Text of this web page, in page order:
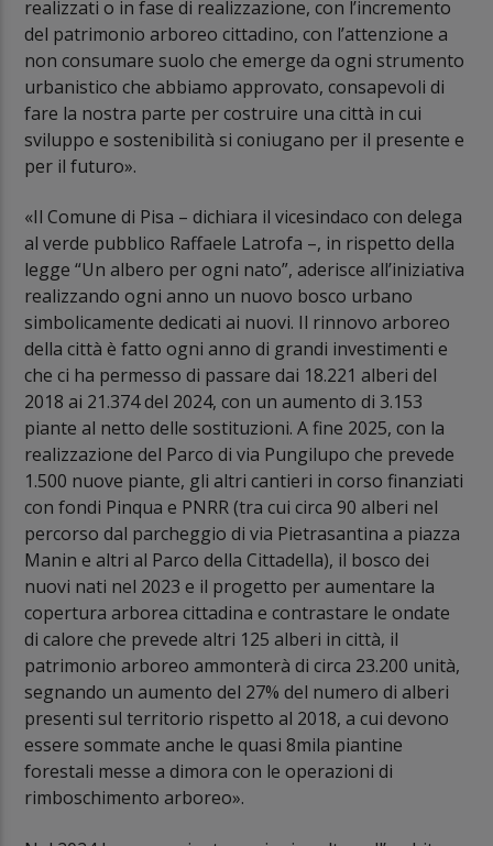
realizzati o in fase di realizzazione, con l’incremento
del patrimonio arboreo cittadino, con l’attenzione a
non consumare suolo che emerge da ogni strumento
urbanistico che abbiamo approvato, consapevoli di
fare la nostra parte per costruire una città in cui
sviluppo e sostenibilità si coniugano per il presente e
per il futuro».
«Il Comune di Pisa – dichiara il vicesindaco con delega
al verde pubblico Raffaele Latrofa –, in rispetto della
legge “Un albero per ogni nato”, aderisce all’iniziativa
realizzando ogni anno un nuovo bosco urbano
simbolicamente dedicati ai nuovi. Il rinnovo arboreo
della città è fatto ogni anno di grandi investimenti e
che ci ha permesso di passare dai 18.221 alberi del
2018 ai 21.374 del 2024, con un aumento di 3.153
piante al netto delle sostituzioni. A fine 2025, con la
realizzazione del Parco di via Pungilupo che prevede
1.500 nuove piante, gli altri cantieri in corso finanziati
con fondi Pinqua e PNRR (tra cui circa 90 alberi nel
percorso dal parcheggio di via Pietrasantina a piazza
Manin e altri al Parco della Cittadella), il bosco dei
nuovi nati nel 2023 e il progetto per aumentare la
copertura arborea cittadina e contrastare le ondate
di calore che prevede altri 125 alberi in città, il
patrimonio arboreo ammonterà di circa 23.200 unità,
segnando un aumento del 27% del numero di alberi
presenti sul territorio rispetto al 2018, a cui devono
essere sommate anche le quasi 8mila piantine
forestali messe a dimora con le operazioni di
rimboschimento arboreo».